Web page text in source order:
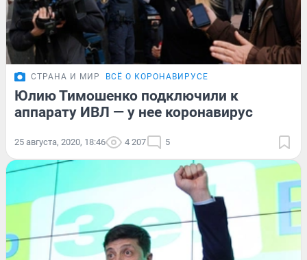
СТРАНА И МИР ВСЁ О КОРОНАВИРУСЕ
Юлию Тимошенко подключили к
аппарату ИВЛ — у нее коронавирус
25 августа, 2020, 18:46 4 207 5